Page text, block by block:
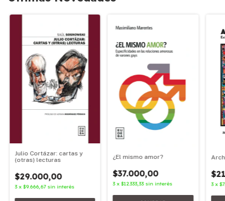
Julio Cortázar: cartas y
(otras) lecturas
$29.000,00
3 x $9.666,67 sin interés
¿El mismo amor?
$37.000,00
3 x$12.333,33 sin interés 3 x